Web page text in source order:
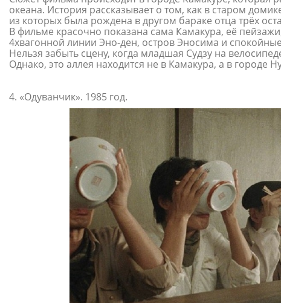
океана. История рассказывает о том, как в старом
из которых была рождена в другом бараке отца трёх
В фильме красочно показана сама Камакура, её
4хвагонной линии Эно-ден, остров Эносима и
Нельзя забыть сцену, когда младшая Судзу на
Однако, это аллея находится не в Камакура, а в городе
4. «Одуванчик». 1985 год.